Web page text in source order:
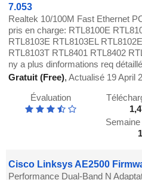
7.053
Realtek 10/100M Fast Ethernet
pris en charge: RTL8100E
RTL8103E RTL8103EL
RTL8103T RTL8401 RTL8402
ny a plus dinformations req
Gratuit (Free),Actualisé 19 April
Évaluation
1
Cisco Linksys AE2500
Performance Dual-Band N